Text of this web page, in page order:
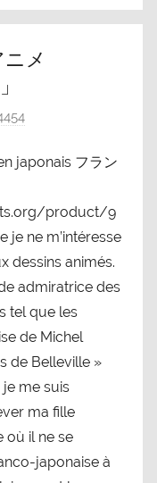
メ
japonais フラン
product/9
je ne m’intéresse
dessins animés.
admiratrice des
tel que les
de Michel
de Belleville »
me suis
ma fille
où il ne se
japonaise à